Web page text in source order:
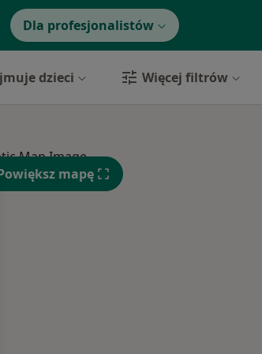
Dla profesjonalistów
dzieci Więcej filtrów
Wt, Śr,
mapę